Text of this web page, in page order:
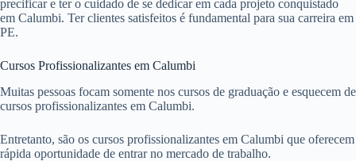
precificar e ter o cuidado de se dedicar em cada projeto conquistado
em Calumbi. Ter clientes satisfeitos é fundamental para sua carreira em
PE.
Cursos Profissionalizantes em Calumbi
Muitas pessoas focam somente nos cursos de graduação e esquecem de
cursos profissionalizantes em Calumbi.
Entretanto, são os cursos profissionalizantes em Calumbi que oferecem
rápida oportunidade de entrar no mercado de trabalho.